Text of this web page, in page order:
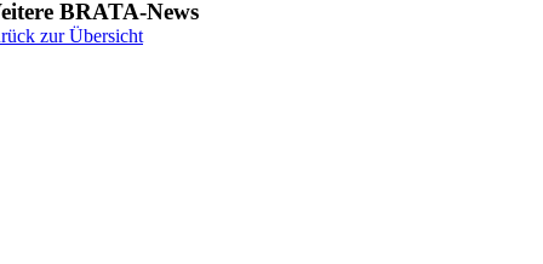
BRATA-News
zur Übersicht